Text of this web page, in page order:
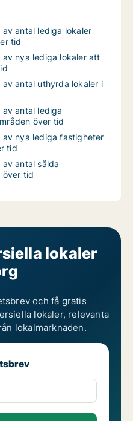
antal lediga lokaler
tid
nya lediga lokaler att
antal uthyrda lokaler i
antal lediga
över tid
nya lediga fastigheter
tid
antal sålda
över tid
lokaler
och få gratis
lokaler, relevanta
lokalmarknaden.